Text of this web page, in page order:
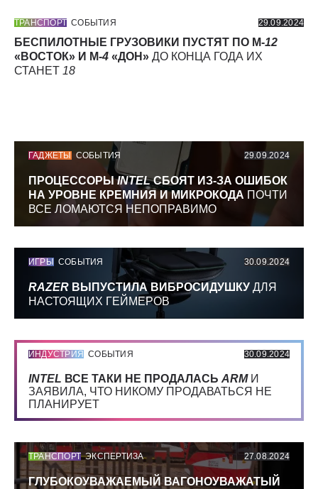
ТРАНСПОРТ СОБЫТИЯ 29.09.2024
БЕСПИЛОТНЫЕ ГРУЗОВИКИ ПУСТЯТ ПО М-12
«ВОСТОК» И М-4 «ДОН» ДО КОНЦА ГОДА ИХ
СТАНЕТ 18
ГАДЖЕТЫ СОБЫТИЯ 29.09.2024
ПРОЦЕССОРЫINTELСБОЯТ ИЗ-ЗА ОШИБОК
НА УРОВНЕ КРЕМНИЯ И МИКРОКОДА ПОЧТИ
ВСЕ ЛОМАЮТСЯ НЕПОПРАВИМО
ИГРЫ СОБЫТИЯ 30.09.2024
RAZER ВЫПУСТИЛА ВИБРОСИДУШКУ ДЛЯ
НАСТОЯЩИХ ГЕЙМЕРОВ
ИНДУСТРИЯ СОБЫТИЯ 30.09.2024
INTEL ВСЕ ТАКИ НЕ ПРОДАЛАСЬ ARMИ
ЗАЯВИЛА, ЧТО НИКОМУ ПРОДАВАТЬСЯ НЕ
ПЛАНИРУЕТ
ТРАНСПОРТ ЭКСПЕРТИЗА 27.08.2024
ГЛУБОКОУВАЖАЕМЫЙ ВАГОНОУВАЖАТЫЙ